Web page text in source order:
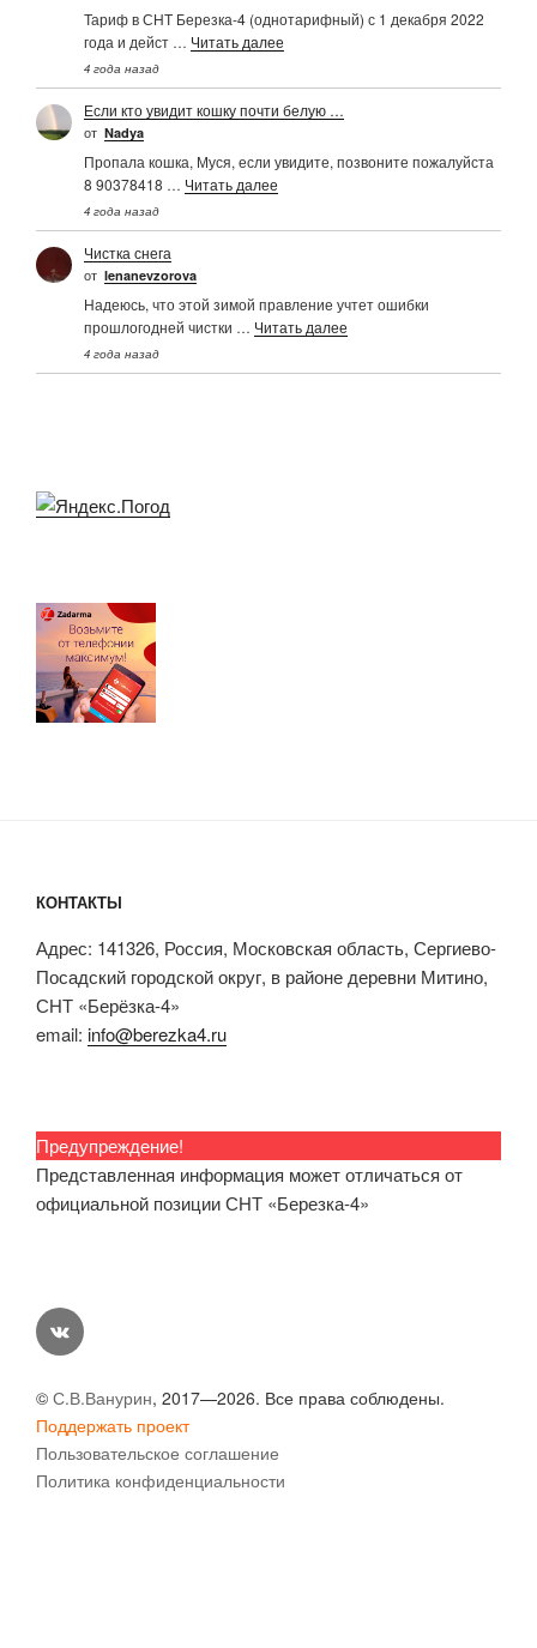
Тариф в СНТ Березка-4 (однотарифный) с 1 декабря 2022
года и дейст … Читать далее
4 года назад
Если кто увидит кошку почти белую …
от Nadya
Пропала кошка, Муся, если увидите, позвоните пожалуйста
8 90378418 … Читать далее
4 года назад
Чистка снега
от Ienanevzorova
Надеюсь, что этой зимой правление учтет ошибки
прошлогодней чистки … Читать далее
4 года назад
КОНТАКТЫ
Адрес: 141326, Россия, Московская область, Сергиево-
Посадский городской округ, в районе деревни Митино,
СНТ «Берёзка-4»
email: info@berezka4.ru
Предупреждение!
Представленная информация может отличаться от
официальной позиции СНТ «Березка-4»
vk
© С.В.Ванурин, 2017—2026. Все права соблюдены.
Поддержать проект
Пользовательское соглашение
Политика конфиденциальности